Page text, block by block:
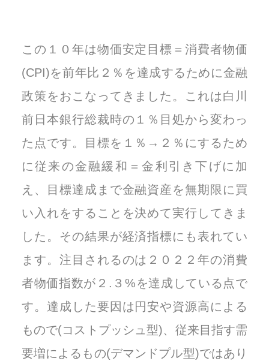
この１０年は物価安定目標＝消費者物価
(CPI)を前年比２％を達成するために金融
政策をおこなってきました。これは白川
前日本銀行総裁時の１％目処から変わっ
た点です。目標を１％→２％にするため
に従来の金融緩和＝金利引き下げに加
え、目標達成まで金融資産を無期限に買
い入れをすることを決めて実行してきま
した。その結果が経済指標にも表れてい
ます。注目されるのは２０２２年の消費
者物価指数が２.３%を達成している点で
す。達成した要因は円安や資源高による
もので(コストプッシュ型)、従来目指す需
要増によるもの(デマンドプル型)ではあり